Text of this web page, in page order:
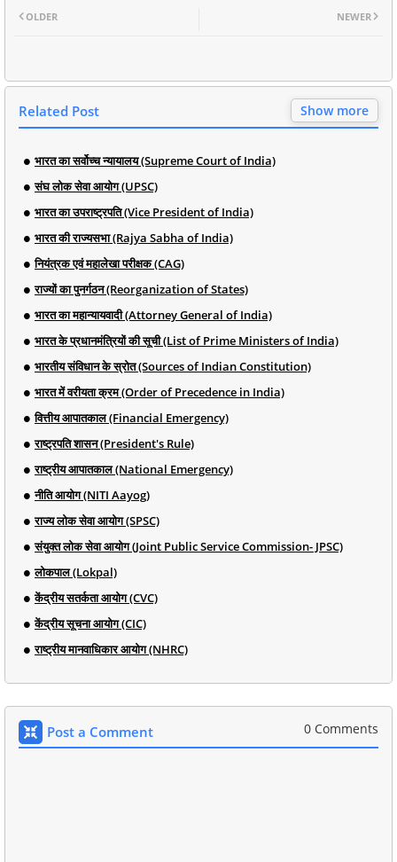
NEWER
OLDER
Related Post Show more
भारत का सर्वोच्च न्यायालय (Supreme Court of India)
संघ लोक सेवा आयोग (UPSC)
भारत का उपराष्ट्रपति (Vice President of India)
भारत की राज्यसभा (Rajya Sabha of India)
नियंत्रक एवं महालेखा परीक्षक (CAG)
राज्यों का पुनर्गठन (Reorganization of States)
भारत का महान्यायवादी (Attorney General of India)
भारत के प्रधानमंत्रियों की सूची (List of Prime Ministers of India)
भारतीय संविधान के स्रोत (Sources of Indian Constitution)
भारत में वरीयता क्रम (Order of Precedence in India)
वित्तीय आपातकाल (Financial Emergency)
राष्ट्रपति शासन (President's Rule)
राष्ट्रीय आपातकाल (National Emergency)
नीति आयोग (NITI Aayog)
राज्य लोक सेवा आयोग (SPSC)
संयुक्त लोक सेवा आयोग (Joint Public Service Commission- JPSC)
लोकपाल (Lokpal)
केंद्रीय सतर्कता आयोग (CVC)
केंद्रीय सूचना आयोग (CIC)
राष्ट्रीय मानवाधिकार आयोग (NHRC)
Post a Comment 0 Comments